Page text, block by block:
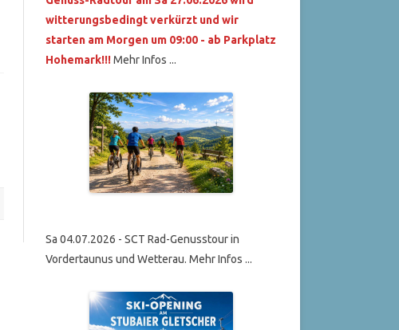
witterungsbedingt verkürzt und wir
starten am Morgen um 09:00 - ab Parkplatz
Hohemark!!!Mehr Infos ...
Sa 04.07.2026 - SCT Rad-Genusstour in
Vordertaunus und Wetterau. Mehr Infos ...